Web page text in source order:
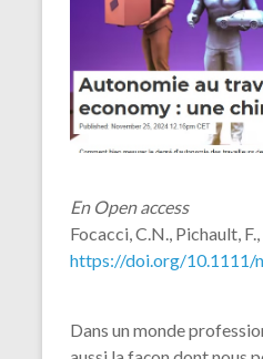
En Open access
Focacci, C.N., Pichault,
https://doi.org/10.1111/
Dans un monde